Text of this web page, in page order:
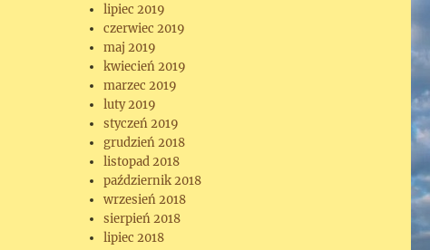
lipiec 2019
czerwiec 2019
maj 2019
kwiecień 2019
marzec 2019
luty 2019
styczeń 2019
grudzień 2018
listopad 2018
październik 2018
wrzesień 2018
sierpień 2018
lipiec 2018